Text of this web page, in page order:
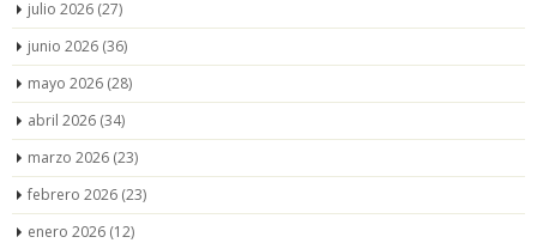
julio 2026 (27)
junio 2026 (36)
mayo 2026 (28)
abril 2026 (34)
marzo 2026 (23)
febrero 2026 (23)
enero 2026 (12)